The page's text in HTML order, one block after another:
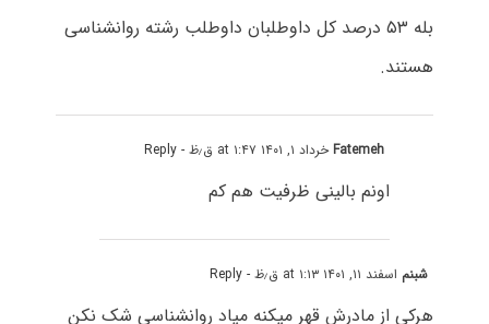
بله ۵۳ درصد کل داوطلبان داوطلب رشته روانشناسی
هستند.
Fatemehخرداد ۱, ۱۴۰۱ at ۱:۴۷ ق٫ظ - Reply
اونم بالینی ظرفیت هم کم
شبنم اسفند ۱۱, ۱۴۰۱ at ۱:۱۳ ق٫ظ - Reply
هرکی از مادرش قهر میکنه میاد روانشناسی شک نکن